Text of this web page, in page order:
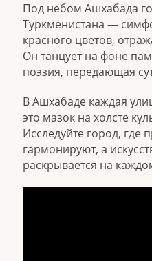
Под небом Ашхабада
Туркменистана —
красного цветов,
Он танцует на фоне
поэзия, передающая
В Ашхабаде каждая
это мазок на холсте
Исследуйте город,
гармонируют, а
раскрывается на